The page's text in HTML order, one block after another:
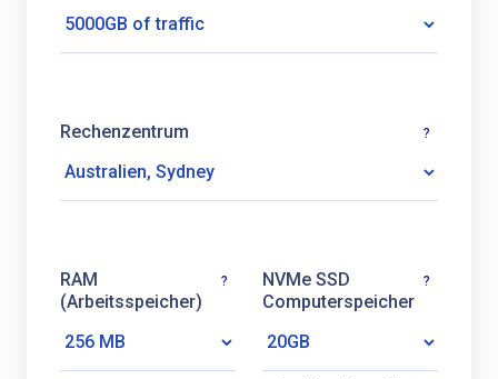
Rechenzentrum ?
RAM
(Arbeitsspeicher)
?
NVMe SSD
Computerspeicher
?